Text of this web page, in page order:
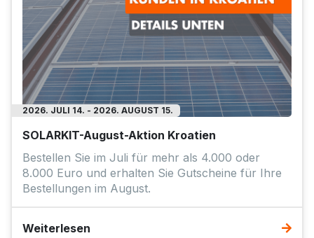
2026. JULI 14. - 2026. AUGUST 15.
SOLARKIT-August-Aktion Kroatien
Bestellen Sie im Juli für mehr als 4.000 oder
8.000 Euro und erhalten Sie Gutscheine für Ihre
Bestellungen im August.
Weiterlesen
EP12
P3-15.0-SMART-EP12 PLUS
132 kg
1200x1100x600 mm
13 Stück
DATASHEET TO FAVOURITES
Registrieren / Anmelden
Abmessungen
Budapest: 35 Stück
DATASHEET TO
Registrieren / Anmelden
anzuzeigen!